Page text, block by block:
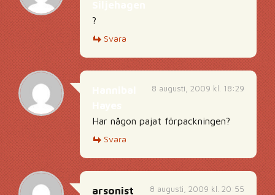
?
Svara
8 augusti, 2009 kl. 18:29
Har någon pajat förpackningen?
Svara
8 augusti, 2009 kl. 20:55
arsonist